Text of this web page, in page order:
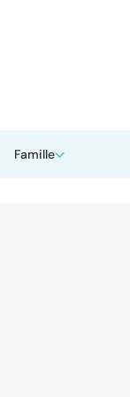
Famille